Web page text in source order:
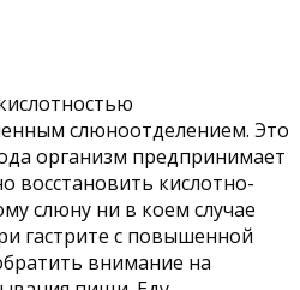
слюноотделением. Это
организм предпринимает
восстановить кислотно-
слюну ни в коем случае
гастрите с повышенной
внимание на